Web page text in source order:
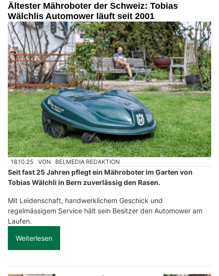
Ältester Mähroboter der Schweiz: Tobias
Wälchlis Automower läuft seit 2001
18.10.25 VON BELMEDIA REDAKTION
Seit fast 25 Jahren pflegt ein Mähroboter im Garten von
Tobias Wälchli in Bern zuverlässig den Rasen.
Mit Leidenschaft, handwerklichem Geschick und
regelmässigem Service hält sein Besitzer den Automower am
Laufen.
Weiterlesen